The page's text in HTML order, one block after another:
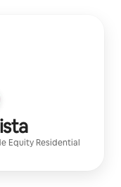
Equity Residential